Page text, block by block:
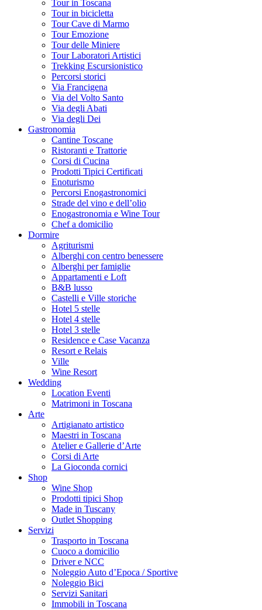
Tour in Toscana
Tour in bicicletta
Tour Cave di Marmo
Tour Emozione
Tour delle Miniere
Tour Laboratori Artistici
Trekking Escursionistico
Percorsi storici
Via Francigena
Via del Volto Santo
Via degli Abati
Via degli Dei
Gastronomia
Cantine Toscane
Ristoranti e Trattorie
Corsi di Cucina
Prodotti Tipici Certificati
Enoturismo
Percorsi Enogastronomici
Strade del vino e dell’olio
Enogastronomia e Wine Tour
Chef a domicilio
Dormire
Agriturismi
Alberghi con centro benessere
Alberghi per famiglie
Appartamenti e Loft
B&B lusso
Castelli e Ville storiche
Hotel 5 stelle
Hotel 4 stelle
Hotel 3 stelle
Residence e Case Vacanza
Resort e Relais
Ville
Wine Resort
Wedding
Location Eventi
Matrimoni in Toscana
Arte
Artigianato artistico
Maestri in Toscana
Atelier e Gallerie d’Arte
Corsi di Arte
La Gioconda cornici
Shop
Wine Shop
Prodotti tipici Shop
Made in Tuscany
Outlet Shopping
Servizi
Trasporto in Toscana
Cuoco a domicilio
Driver e NCC
Noleggio Auto d’Epoca / Sportive
Noleggio Bici
Servizi Sanitari
Immobili in Toscana